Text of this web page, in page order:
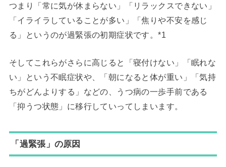
つまり「常に気が休まらない」「リラックスできない」
「イライラしていることが多い」「焦りや不安を感じ
る」というのが過緊張の初期症状です。*1
そしてこれらがさらに高じると「寝付けない」「眠れな
い」という不眠症状や、「朝になると体が重い」「気持
ちがどんよりする」などの、うつ病の一歩手前である
「抑うつ状態」に移行していってしまいます。
「過緊張」の原因